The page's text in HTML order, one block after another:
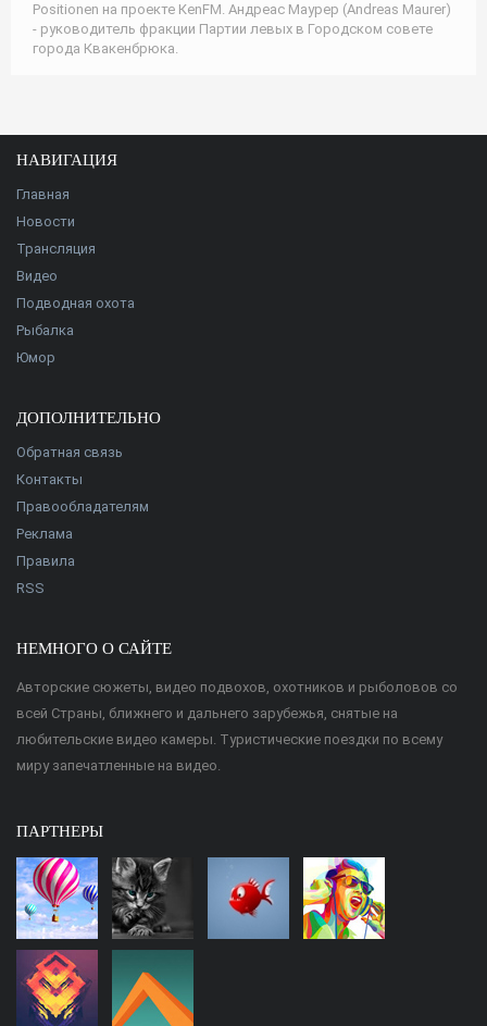
Positionen на проекте КеnFM. Андреас Маурер (Andreas Maurer)
- руководитель фракции Партии левых в Городском совете
города Квакенбрюка.
НАВИГАЦИЯ
Главная
Новости
Трансляция
Видео
Подводная охота
Рыбалка
Юмор
ДОПОЛНИТЕЛЬНО
Обратная связь
Контакты
Правообладателям
Реклама
Правила
RSS
НЕМНОГО О САЙТЕ
Авторские сюжеты, видео подвохов, охотников и рыболовов со
всей Страны, ближнего и дальнего зарубежья, снятые на
любительские видео камеры. Туристические поездки по всему
миру запечатленные на видео.
ПАРТНЕРЫ